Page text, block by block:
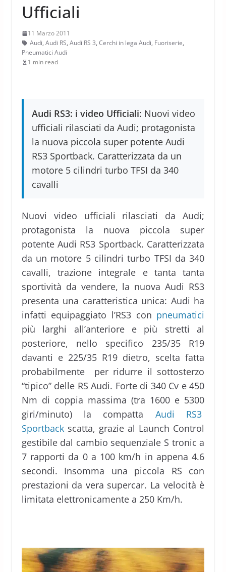
Ufficiali
11 Marzo 2011
Audi, Audi RS, Audi RS 3, Cerchi in lega Audi, Fuoriserie,
Pneumatici Audi
1 min read
Audi RS3: i video Ufficiali: Nuovi video
ufficiali rilasciati da Audi; protagonista
la nuova piccola super potente Audi
RS3 Sportback. Caratterizzata da un
motore 5 cilindri turbo TFSI da 340
cavalli
Nuovi video ufficiali rilasciati da Audi;
protagonista la nuova piccola super
potente Audi RS3 Sportback. Caratterizzata
da un motore 5 cilindri turbo TFSI da 340
cavalli, trazione integrale e tanta tanta
sportività da vendere, la nuova Audi RS3
presenta una caratteristica unica: Audi ha
infatti equipaggiato l’RS3 con pneumatici
più larghi all’anteriore e più stretti al
posteriore, nello specifico 235/35 R19
davanti e 225/35 R19 dietro, scelta fatta
probabilmente per ridurre il sottosterzo
“tipico” delle RS Audi. Forte di 340 Cv e 450
Nm di coppia massima (tra 1600 e 5300
giri/minuto) la compatta Audi RS3
Sportbackscatta, grazie al Launch Control
gestibile dal cambio sequenziale S tronic a
7 rapporti da 0 a 100 km/h in appena 4.6
secondi. Insomma una piccola RS con
prestazioni da vera supercar. La velocità è
limitata elettronicamente a 250 Km/h.